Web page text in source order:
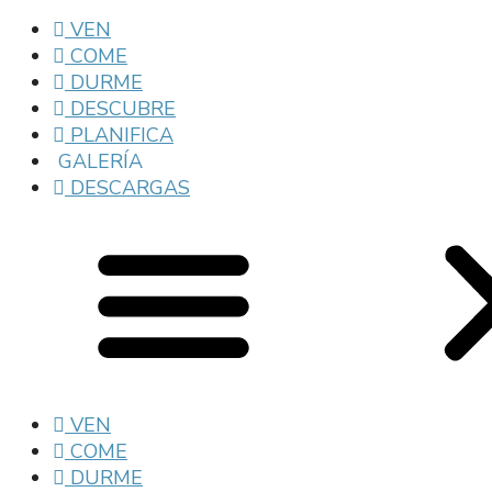
VEN
COME
DURME
DESCUBRE
PLANIFICA
GALERÍA
DESCARGAS
VEN
COME
DURME